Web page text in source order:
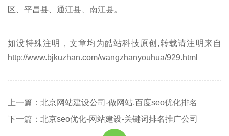
区、平昌县、通江县、南江县。
如没特殊注明，文章均为酷站科技原创,转载请注明来自
http://www.bjkuzhan.com/wangzhanyouhua/929.html
上一篇：北京网站建设公司-做网站,百度seo优化排名
下一篇：北京seo优化-网站建设-关键词排名推广公司